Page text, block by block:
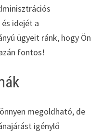
idejét a
ügyeit ránk, hogy Ön
fontos!
megoldható, de
igénylő